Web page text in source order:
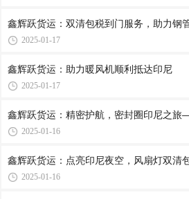
鑫辉跃货运：双清包税到门服务，助力钢
2025-01-17
鑫辉跃货运：助力暖风机顺利抵达印尼
2025-01-17
鑫辉跃货运：精密护航，密封圈印尼之
2025-01-16
鑫辉跃货运：点亮印尼夜空，风扇灯双清
2025-01-16